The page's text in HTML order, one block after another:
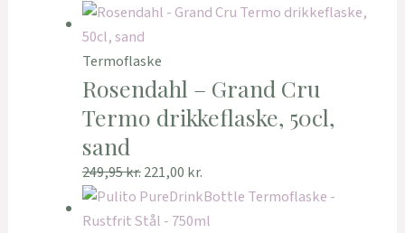
Termoflaske
Rosendahl – Grand Cru
Termo drikkeflaske, 50cl,
sand
249,95kr.221,00 kr.